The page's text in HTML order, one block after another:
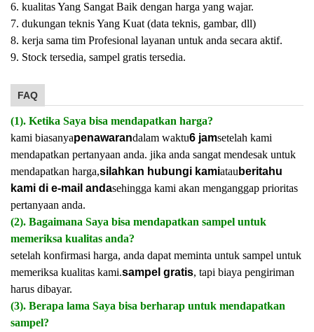
6. kualitas Yang Sangat Baik dengan harga yang wajar.
7. dukungan teknis Yang Kuat (data teknis, gambar, dll)
8. kerja sama tim Profesional layanan untuk anda secara aktif.
9. Stock tersedia, sampel gratis tersedia.
FAQ
(1). Ketika Saya bisa mendapatkan harga?
kami biasanyapenawarandalam waktu6 jamsetelah kami
mendapatkan pertanyaan anda. jika anda sangat mendesak untuk
mendapatkan harga,silahkan hubungi kamiatau beritahu
kami di e-mail andasehingga kami akan menganggap prioritas
pertanyaan anda.
(2). Bagaimana Saya bisa mendapatkan sampel untuk
memeriksa kualitas anda?
setelah konfirmasi harga, anda dapat meminta untuk sampel untuk
memeriksa kualitas kami.sampel gratis, tapi biaya pengiriman
harus dibayar.
(3). Berapa lama Saya bisa berharap untuk mendapatkan
sampel?